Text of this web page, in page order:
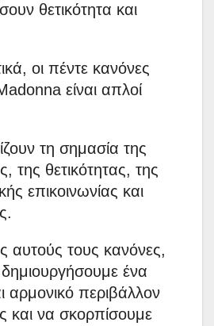
θετικότητα και
οι πέντε κανόνες
είναι απλοί
τη σημασία της
της θετικότητας, της
επικοινωνίας και
αυτούς τους κανόνες,
ένα
αρμονικό περιβάλλον
και να σκορπίσουμε